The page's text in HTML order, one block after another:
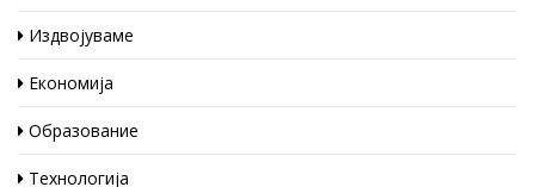
Издвојуваме
Економија
Образование
Технологија